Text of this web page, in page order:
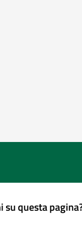
su questa